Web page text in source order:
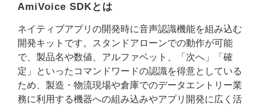
AmiVoice SDKとは
ネイティブアプリの開発時に音声認識機能を組み込む
開発キットです。スタンドアローンでの動作が可能
で、製品名や数値、アルファベット、「次へ」「確
定」といったコマンドワードの認識を得意としている
ため、製造・物流現場や倉庫でのデータエントリー業
務に利用する機器への組み込みやアプリ開発に広く活